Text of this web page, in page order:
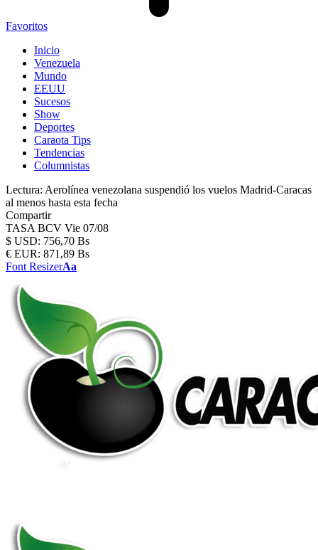
Favoritos
Inicio
Venezuela
Mundo
EEUU
Sucesos
Show
Deportes
Caraota Tips
Tendencias
Columnistas
Lectura: Aerolínea venezolana suspendió los vuelos Madrid-Caracas
al menos hasta esta fecha
Compartir
TASA BCV Vie 07/08
$ USD: 756,70 Bs
€ EUR: 871,89 Bs
Font ResizerAa